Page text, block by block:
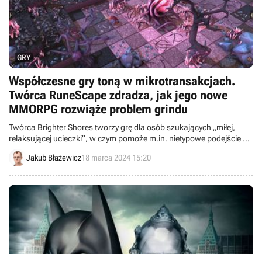
GRY
Współczesne gry toną w mikrotransakcjach.
Twórca RuneScape zdradza, jak jego nowe
MMORPG rozwiąże problem grindu
Twórca Brighter Shores tworzy grę dla osób szukających „miłej,
relaksującej ucieczki”, w czym pomoże m.in. nietypowe podejście do
kwestii automatyzacji rozgrywki (czyli botów).
Jakub Błażewicz18 marca 2024 15:20